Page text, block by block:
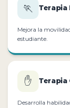
🏃 Terapia
Mejora la
estudiante.
✋ Terapia
Desarrolla